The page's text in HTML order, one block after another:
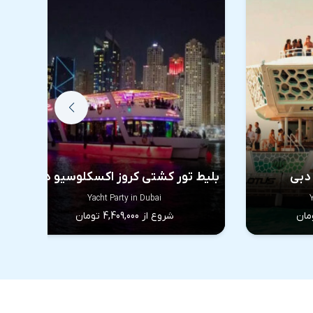
بلیط تور کشتی کروز اکسکلوسیو دبی
Yacht Party in Dubai
شروع از 4,409,000 تومان